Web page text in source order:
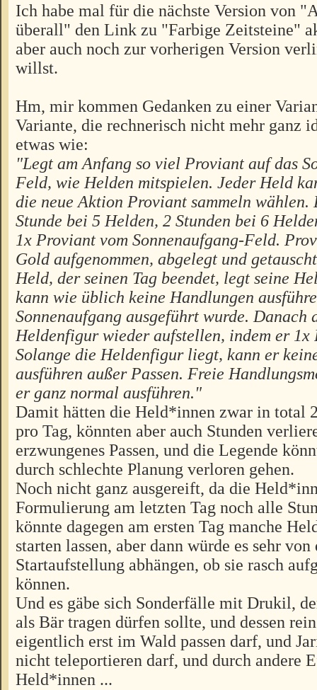
Ich habe mal für die nächste Version von
überall" den Link zu "Farbige Zeitsteine"
aber auch noch zur vorherigen Version
willst.
Hm, mir kommen Gedanken zu einer
Variante, die rechnerisch nicht mehr ganz
etwas wie:
"Legt am Anfang so viel Proviant auf das
Feld, wie Helden mitspielen. Jeder Held
die neue Aktion Proviant sammeln wählen.
Stunde bei 5 Helden, 2 Stunden bei 6
1x Proviant vom Sonnenaufgang-Feld.
Gold aufgenommen, abgelegt und
Held, der seinen Tag beendet, legt seine
kann wie üblich keine Handlungen
Sonnenaufgang ausgeführt wurde. Danach
Heldenfigur wieder aufstellen, indem er
Solange die Heldenfigur liegt, kann er
ausführen außer Passen. Freie
er ganz normal ausführen."
Damit hätten die Held*innen zwar in total
pro Tag, könnten aber auch Stunden
erzwungenes Passen, und die Legende
durch schlechte Planung verloren gehen.
Noch nicht ganz ausgereift, da die
Formulierung am letzten Tag noch alle
könnte dagegen am ersten Tag manche
starten lassen, aber dann würde es sehr von
Startaufstellung abhängen, ob sie rasch
können.
Und es gäbe sich Sonderfälle mit Drukil,
als Bär tragen dürfen sollte, und dessen
eigentlich erst im Wald passen darf, und
nicht teleportieren darf, und durch andere
Held*innen ...